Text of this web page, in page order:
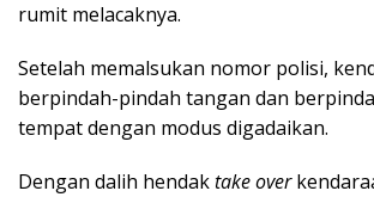
rumit melacaknya.
Setelah memalsukan nomor polisi,
berpindah-pindah tangan dan
tempat dengan modus digadaikan.
Dengan dalih hendaktake over